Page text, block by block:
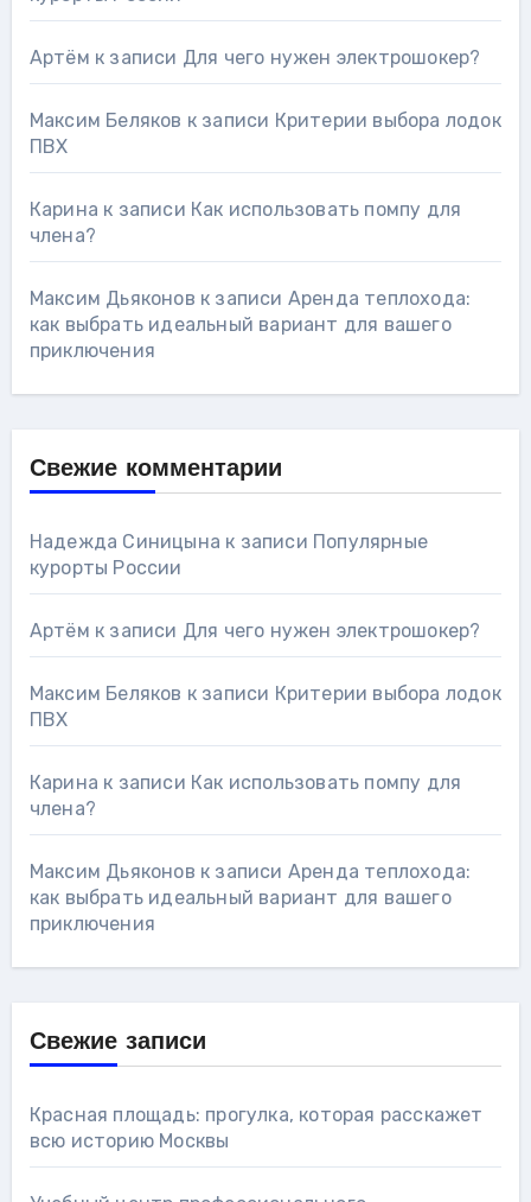
Артём к записи Для чего нужен электрошокер?
Максим Беляков к записи Критерии выбора лодок
ПВХ
Карина к записи Как использовать помпу для
члена?
Максим Дьяконов к записи Аренда теплохода:
как выбрать идеальный вариант для вашего
приключения
Свежие комментарии
Надежда Синицына к записи Популярные
курорты России
Артём к записи Для чего нужен электрошокер?
Максим Беляков к записи Критерии выбора лодок
ПВХ
Карина к записи Как использовать помпу для
члена?
Максим Дьяконов к записи Аренда теплохода:
как выбрать идеальный вариант для вашего
приключения
Свежие записи
Красная площадь: прогулка, которая расскажет
всю историю Москвы